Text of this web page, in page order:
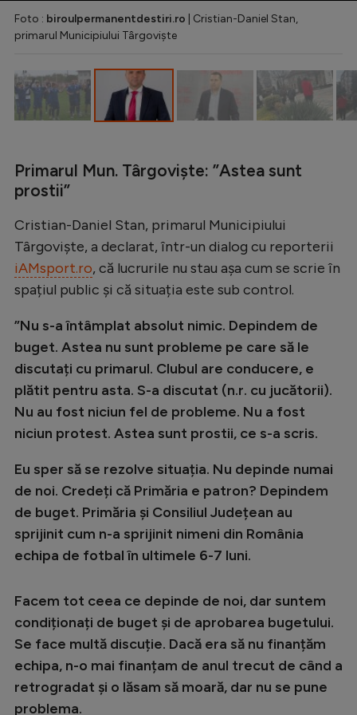
Creează cont
Foto : biroulpermanentdestiri.ro | Cristian-Daniel Stan,
primarul Municipiului Târgoviște
Primarul Mun. Târgoviște: ”Astea sunt
prostii”
Cristian-Daniel Stan, primarul Municipiului
Târgoviște, a declarat, într-un dialog cu reporterii
iAMsport.ro, că lucrurile nu stau așa cum se scrie în
spațiul public și că situația este sub control.
”Nu s-a întâmplat absolut nimic. Depindem de
buget. Astea nu sunt probleme pe care să le
discutați cu primarul. Clubul are conducere, e
plătit pentru asta. S-a discutat (n.r. cu jucătorii).
Nu au fost niciun fel de probleme. Nu a fost
niciun protest. Astea sunt prostii, ce s-a scris.
Eu sper să se rezolve situația. Nu depinde numai
de noi. Credeți că Primăria e patron? Depindem
de buget. Primăria și Consiliul Județean au
sprijinit cum n-a sprijinit nimeni din România
echipa de fotbal în ultimele 6-7 luni.
Facem tot ceea ce depinde de noi, dar suntem
condiționați de buget și de aprobarea bugetului.
Se face multă discuție. Dacă era să nu finanțăm
echipa, n-o mai finanțam de anul trecut de când a
retrogradat și o lăsam să moară, dar nu se pune
problema.